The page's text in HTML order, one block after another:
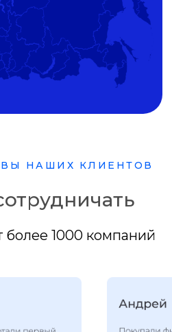
НАШИХ КЛИЕНТОВ
1000 компаний